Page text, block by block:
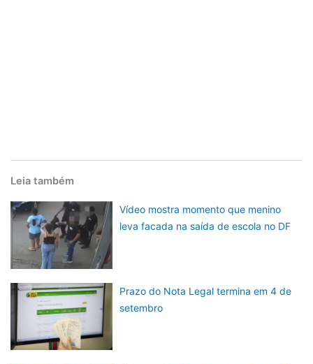
Leia também
Vídeo mostra momento que menino
leva facada na saída de escola no DF
Prazo do Nota Legal termina em 4 de
setembro